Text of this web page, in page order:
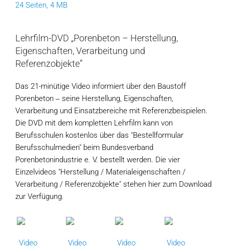
24 Seiten, 4 MB
Lehrfilm-DVD „Porenbeton – Herstellung,
Eigenschaften, Verarbeitung und
Referenzobjekte”
Das 21-minütige Video informiert über den Baustoff
Porenbeton ‒ seine Herstellung, Eigenschaften,
Verarbeitung und Einsatzbereiche mit Referenzbeispielen.
Die DVD mit dem kompletten Lehrfilm kann von
Berufsschulen kostenlos über das "Bestellformular
Berufsschulmedien" beim Bundesverband
Porenbetonindustrie e. V. bestellt werden. Die vier
Einzelvideos "Herstellung / Materialeigenschaften /
Verarbeitung / Referenzobjekte" stehen hier zum Download
zur Verfügung.
Video Video Video Video